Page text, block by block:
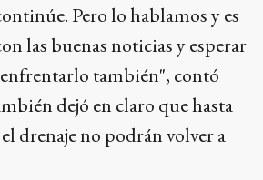
Pero lo hablamos y es
las buenas noticias y esperar
enfrentarlo también", contó
dejó en claro que hasta
drenaje no podrán volver a